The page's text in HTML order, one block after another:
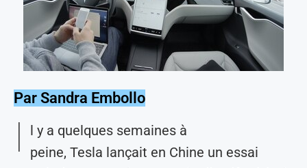
Par Sandra Embollo
I
l y a quelques semaines à
peine, Tesla lançait en Chine un essai